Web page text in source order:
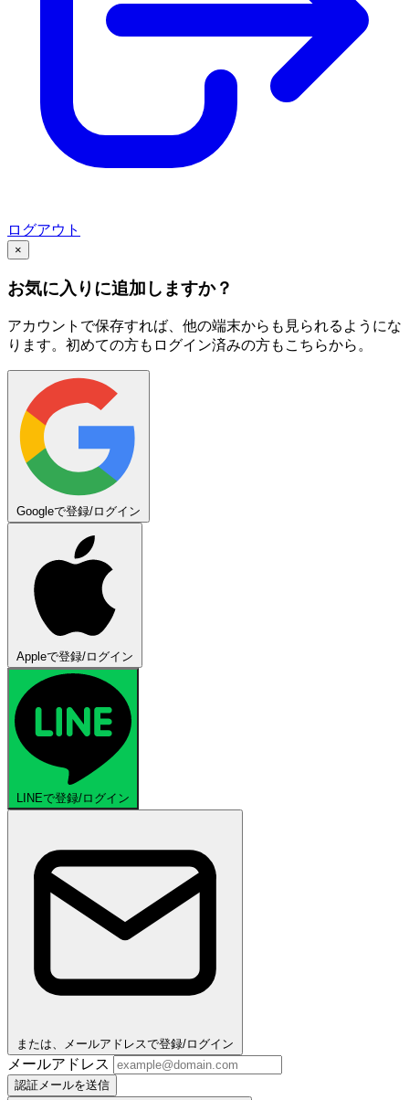
ログアウト
×
お気に入りに追加しますか？
アカウントで保存すれば、他の端末からも見られるようにな
ります。初めての方もログイン済みの方もこちらから。
Googleで登録/ログイン
Appleで登録/ログイン
LINEで登録/ログイン
または、メールアドレスで登録/ログイン
メールアドレス
認証メールを送信